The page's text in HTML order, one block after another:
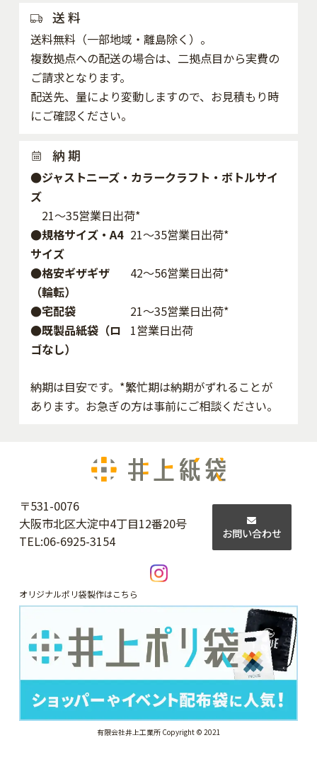
送 料
送料無料（一部地域・離島除く）。
複数拠点への配送の場合は、二拠点目から実費の
ご請求となります。
配送先、量により変動しますので、お見積もり時
にご確認ください。
納 期
●ジャストニーズ・カラークラフト・ボトルサイ
ズ
21～35営業日出荷*
●規格サイズ・A4
サイズ
21～35営業日出荷*
●格安ギザギザ
（輪転）
42〜56営業日出荷*
●宅配袋
21～35営業日出荷*
●既製品紙袋（ロ
ゴなし）
1営業日出荷
納期は目安です。*繁忙期は納期がずれることが
あります。お急ぎの方は事前にご相談ください。
〒531-0076
大阪市北区大淀中4丁目12番20号
TEL:06-6925-3154
お問い合わせ
オリジナルポリ袋製作はこちら
有限会社井上工業所 Copyright © 2021